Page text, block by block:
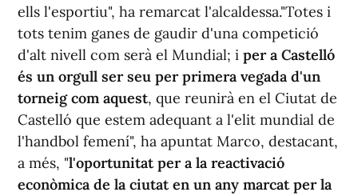
ells l'esportiu", ha remarcat l'alcaldessa."Totes i
tots tenim ganes de gaudir d'una competició
d'alt nivell com serà el Mundial; i per a Castelló
és un orgull ser seu per primera vegada d'un
torneig com aquest, que reunirà en el Ciutat de
Castelló que estem adequant a l'elit mundial de
l'handbol femení", ha apuntat Marco, destacant,
a més, "l'oportunitat per a la reactivació
econòmica de la ciutat en un any marcat per la